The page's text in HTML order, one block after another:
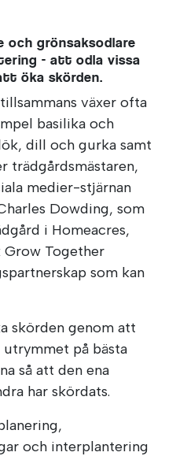
och grönsaksodlare
- att odla vissa
öka skörden.
växer ofta
basilika och
dill och gurka samt
trädgårdsmästaren,
medier-stjärnan
Dowding, som
i Homeacres,
Grow Together
som kan
skörden genom att
på bästa
så att den ena
har skördats.
och interplantering